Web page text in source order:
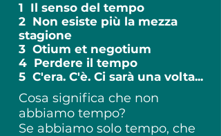
1 Il senso del tempo
2 Non esiste più la mezza
stagione
3 Otium et negotium
4 Perdere il tempo
5 C'era. C'è. Ci sarà una volta...
Cosa significa che non
abbiamo tempo?
Se abbiamo solo tempo, che